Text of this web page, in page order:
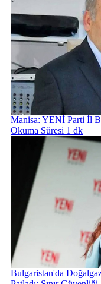
Manisa: YENİ Parti İl
Okuma Süresi 1 dk
Bulgaristan'da Doğalgaz